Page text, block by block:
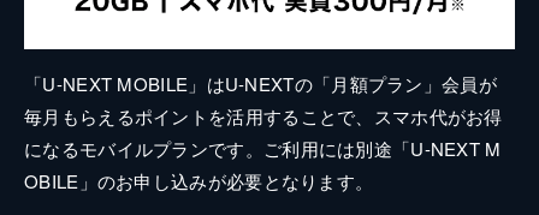
「U-NEXT MOBILE」はU-NEXTの「月額プラン」会員が
毎月もらえるポイントを活用することで、スマホ代がお得
になるモバイルプランです。ご利用には別途「U-NEXT M
OBILE」のお申し込みが必要となります。